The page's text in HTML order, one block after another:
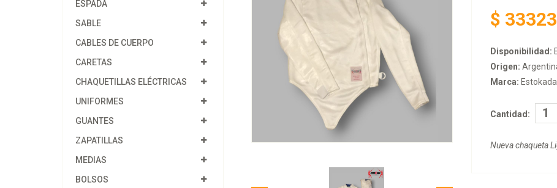
ESPADA
SABLE
CABLES DE CUERPO
CARETAS
CHAQUETILLAS ELÉCTRICAS
UNIFORMES
GUANTES
ZAPATILLAS
MEDIAS
BOLSOS
$
Disponibilidad:
Origen:
Marca: Estokada
Cantidad:
Nueva chaqueta